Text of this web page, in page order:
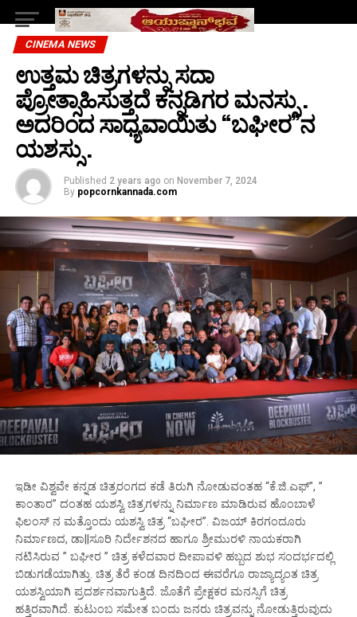
CINEMA NEWS
ಉತ್ತಮ ಚಿತ್ರಗಳನ್ನು ಸದಾ
ಪ್ರೋತ್ಸಾಹಿಸುತ್ತದೆ ಕನ್ನಡಿಗರ ಮನಸ್ಸು .
ಅದರಿಂದ ಸಾಧ್ಯವಾಯಿತು “ಬಘೀರ”ನ
ಯಶಸ್ಸು .
Published 2 years ago on November 7, 2024
By popcornkannada.com
ಇಡೀ ವಿಶ್ವವೇ ಕನ್ನಡ ಚಿತ್ರರಂಗದ ಕಡೆ ತಿರುಗಿ ನೋಡುವಂತಹ “ಕೆ.ಜಿ.ಎಫ್”, ”
ಕಾಂತಾರ” ದಂತಹ ಯಶಸ್ವಿ ಚಿತ್ರಗಳನ್ನು ನಿರ್ಮಾಣ ಮಾಡಿರುವ ಹೊಂಬಾಳೆ
ಫಿಲಂಸ್ ನ ಮತ್ತೊಂದು ಯಶಸ್ವಿ ಚಿತ್ರ “ಬಘೀರ”. ವಿಜಯ್ ಕಿರಗಂದೂರು
ನಿರ್ಮಾಣದ, ಡಾ||ಸೂರಿ ನಿರ್ದೇಶನದ ಹಾಗೂ ಶ್ರೀಮುರಳಿ ನಾಯಕರಾಗಿ
ನಟಿಸಿರುವ ” ಬಘೀರ ” ಚಿತ್ರ ಕಳೆದವಾರ ದೀಪಾವಳಿ ಹಬ್ಬದ ಶುಭ ಸಂದರ್ಭದಲ್ಲಿ
ಬಿಡುಗಡೆಯಾಗಿತ್ತು. ಚಿತ್ರ ತೆರೆ ಕಂಡ ದಿನದಿಂದ ಈವರೆಗೂ ರಾಜ್ಯಾದ್ಯಂತ ಚಿತ್ರ
ಯಶಸ್ವಿಯಾಗಿ ಪ್ರದರ್ಶನವಾಗುತ್ತಿದೆ. ಜೊತೆಗೆ ಪ್ರೇಕ್ಷಕರ ಮನಸ್ಸಿಗೆ ಚಿತ್ರ
ಹತ್ತಿರವಾಗಿದೆ. ಕುಟುಂಬ ಸಮೇತ ಬಂದು ಜನರು ಚಿತ್ರವನ್ನು ನೋಡುತ್ತಿರುವುದು